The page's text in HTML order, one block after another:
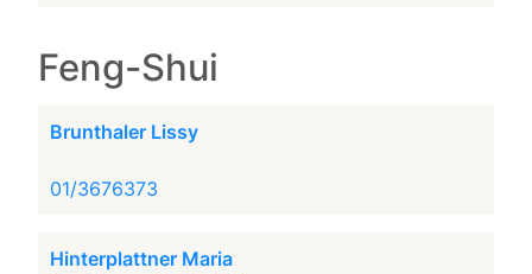
Feng-Shui
Brunthaler Lissy
01/3676373
Hinterplattner Maria